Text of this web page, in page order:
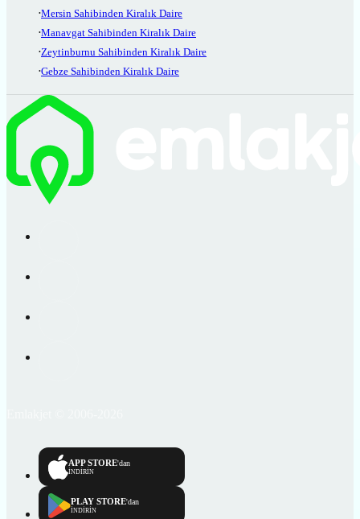
Mersin Sahibinden Kiralık Daire
Manavgat Sahibinden Kiralık Daire
Zeytinburnu Sahibinden Kiralık Daire
Gebze Sahibinden Kiralık Daire
APP STORE'dan
İNDİRİN
PLAY STORE'dan
İNDİRİN